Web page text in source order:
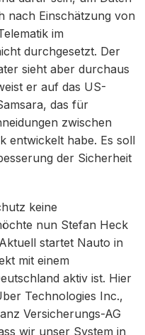
nach Einschätzung von
im
durchgesetzt. Der
sieht aber durchaus
er auf das US-
das für
zwischen
entwickelt habe. Es soll
der Sicherheit
keine
nun Stefan Heck
startet Nauto in
mit einem
aktiv ist. Hier
Technologies Inc.,
Versicherungs-AG
wir unser System in